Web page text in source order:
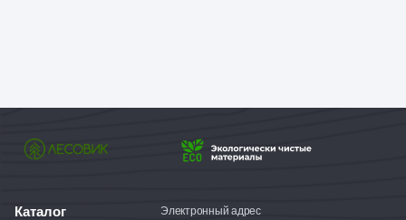
Каталог
Электронный адрес